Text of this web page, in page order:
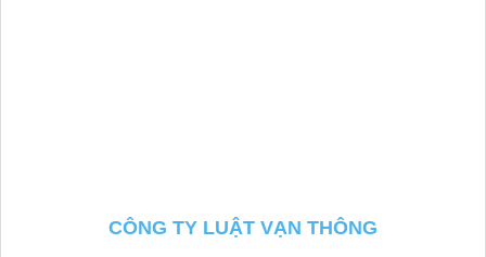
CÔNG TY LUẬT VẠN THÔNG